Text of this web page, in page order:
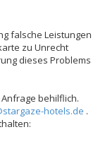
falsche Leistungen
zu Unrecht
dieses Problems
behilflich.
hotels.de .